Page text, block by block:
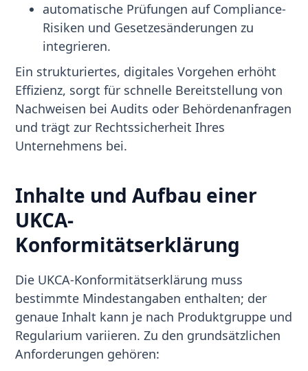
automatische Prüfungen auf Compliance-
Risiken und Gesetzesänderungen zu
integrieren.
Ein strukturiertes, digitales Vorgehen erhöht
Effizienz, sorgt für schnelle Bereitstellung von
Nachweisen bei Audits oder Behördenanfragen
und trägt zur Rechtssicherheit Ihres
Unternehmens bei.
Inhalte und Aufbau einer
UKCA-
Konformitätserklärung
Die UKCA-Konformitätserklärung muss
bestimmte Mindestangaben enthalten; der
genaue Inhalt kann je nach Produktgruppe und
Regularium variieren. Zu den grundsätzlichen
Anforderungen gehören: